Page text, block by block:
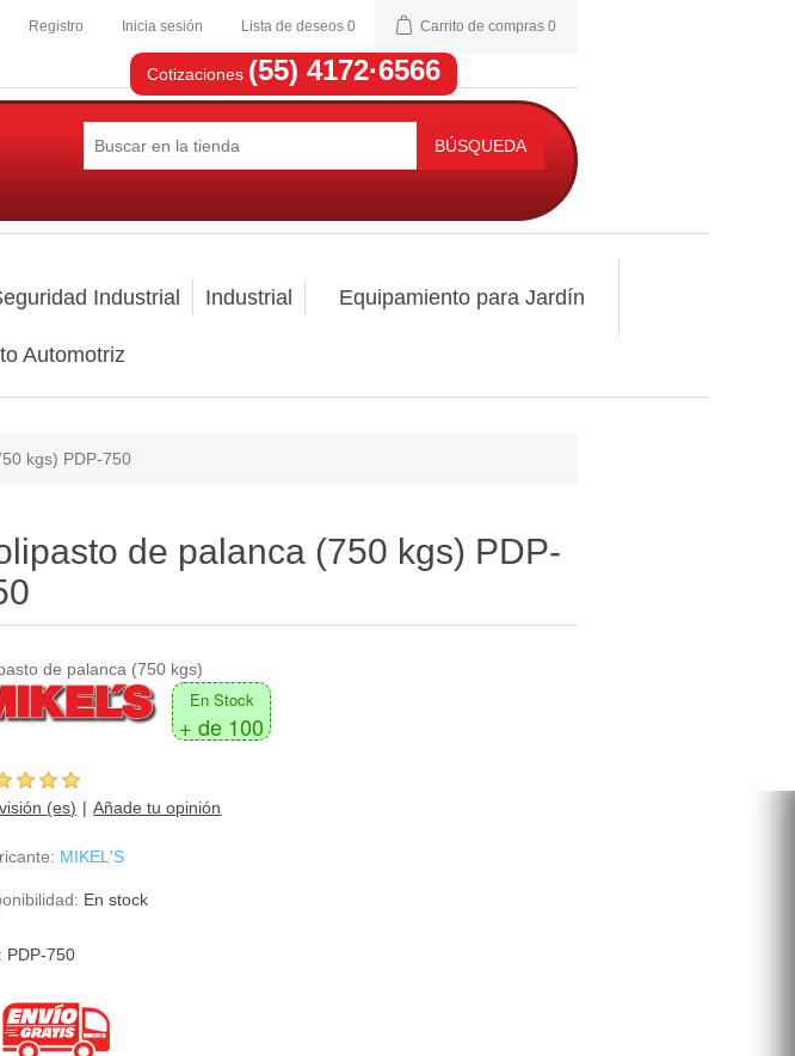
Registro Inicia sesión Lista de deseos 0 Carrito de compras 0
Cotizaciones (55) 4172·6566
BÚSQUEDA
Industrial Industrial Equipamiento para Jardín
Automotriz
kgs) PDP-750
de palanca (750 kgs) PDP-
de palanca (750 kgs)
En Stock
+ de 100
(es) Añade tu opinión
MIKEL'S
En stock
PDP-750